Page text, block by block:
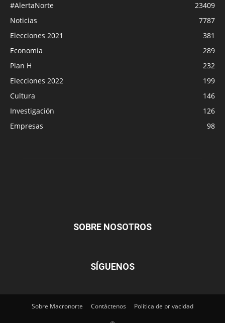
#AlertaNorte
23409
Noticias
7787
Elecciones 2021
381
Economía
289
Plan H
232
Elecciones 2022
199
Cultura
146
Investigación
126
Empresas
98
SOBRE NOSOTROS
SÍGUENOS
Sobre Macronorte Contáctenos Política de privacidad